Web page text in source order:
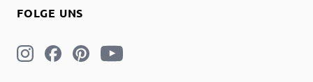
FOLGE UNS